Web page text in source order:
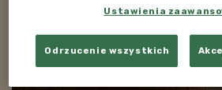
Ustawienia
Odrzucenie wszystkich